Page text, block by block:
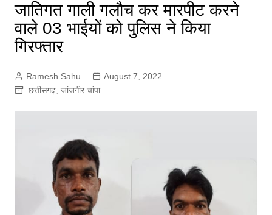
जातिगत गाली गलौच कर मारपीट करने
वाले 03 भाईयों को पुलिस ने किया
गिरफ्तार
Ramesh Sahu
August 7, 2022
छत्तीसगढ़, जांजगीर.चांपा